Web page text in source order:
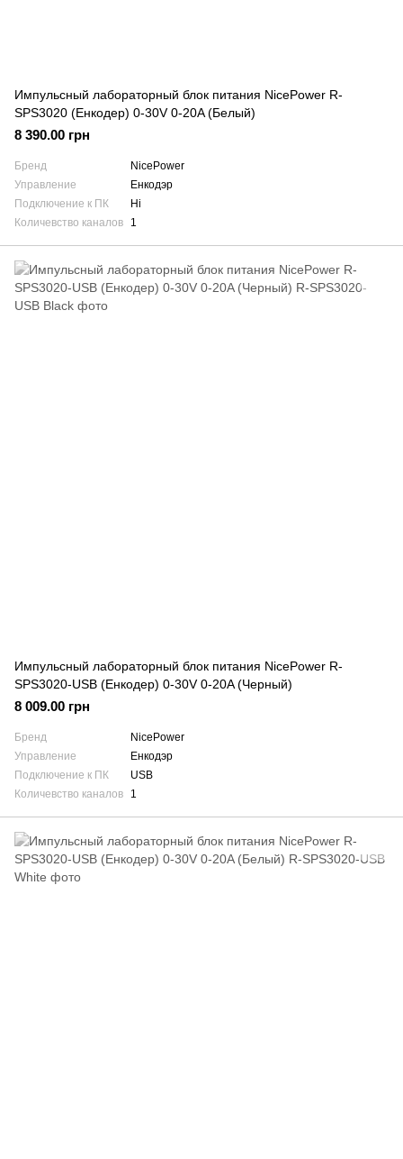
Импульсный лабораторный блок питания NicePower R-
SPS3020 (Енкодер) 0-30V 0-20A (Белый)
8 390.00 грн
Бренд
NicePower
Управление
Енкодэр
Подключение к ПК
Ні
Количевство каналов
1
Импульсный лабораторный блок питания NicePower R-
SPS3020-USB (Енкодер) 0-30V 0-20A (Черный)
8 009.00 грн
Бренд
NicePower
Управление
Енкодэр
Подключение к ПК
USB
Количевство каналов
1